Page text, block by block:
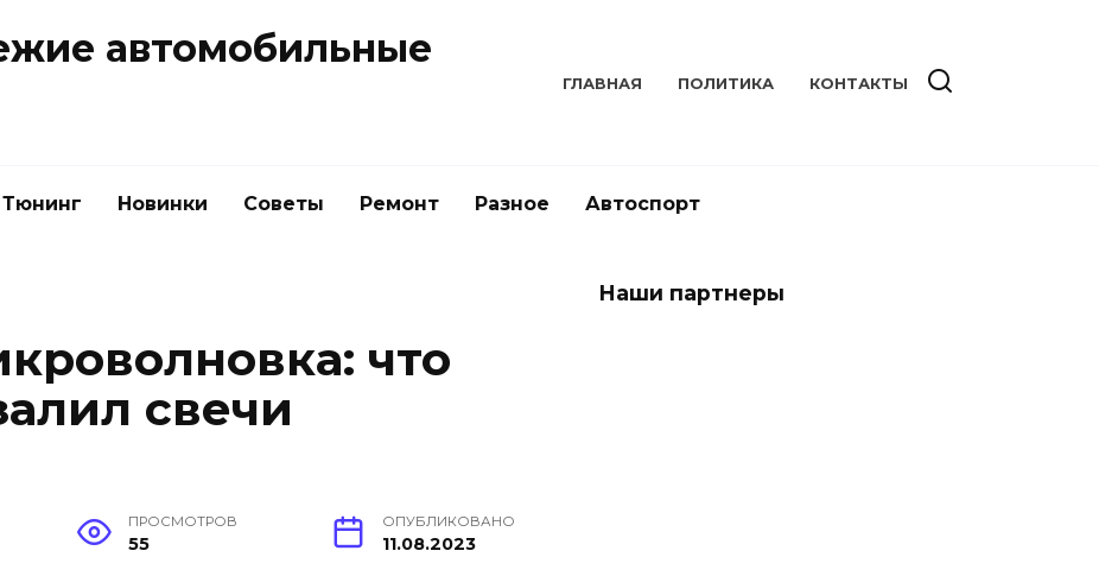
автомобильные
ГЛАВНАЯ ПОЛИТИКА КОНТАКТЫ
Тюнинг Новинки Советы Ремонт Разное Автоспорт
что
свечи
ПРОСМОТРОВ
55
ОПУБЛИКОВАНО
11.08.2023
Наши партнеры